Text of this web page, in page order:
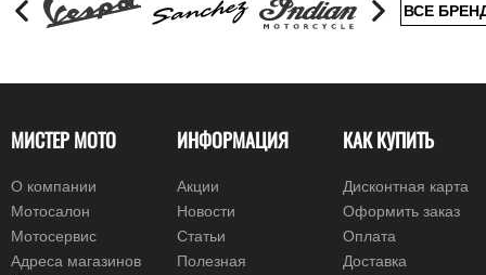
ВСЕ
МИСТЕР МОТО
О компании
Мотосалон
Мотосервис
Адреса магазинов
ИНФОРМАЦИЯ
Акции
Новости
Статьи
Полезная
КАК КУПИТЬ
Дисконтная карта
Оформить заказ
Оплата
Доставка